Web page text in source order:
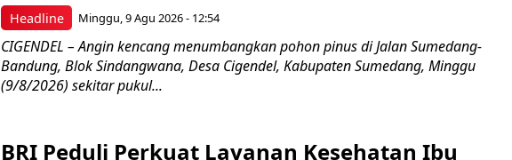
Headline Minggu, 9 Agu 2026 - 12:54
CIGENDEL – Angin kencang menumbangkan pohon pinus di Jalan Sumedang-
Bandung, Blok Sindangwana, Desa Cigendel, Kabupaten Sumedang, Minggu
(9/8/2026) sekitar pukul...
BRI Peduli Perkuat Layanan Kesehatan Ibu